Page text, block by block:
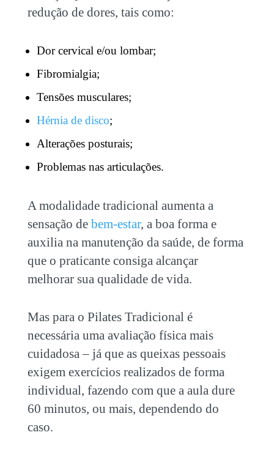
redução de dores, tais como:
Dor cervical e/ou lombar;
Fibromialgia;
Tensões musculares;
Hérnia de disco;
Alterações posturais;
Problemas nas articulações.
A modalidade tradicional aumenta a
sensação de bem-estar, a boa forma e
auxilia na manutenção da saúde, de forma
que o praticante consiga alcançar
melhorar sua qualidade de vida.
Mas para o Pilates Tradicional é
necessária uma avaliação física mais
cuidadosa – já que as queixas pessoais
exigem exercícios realizados de forma
individual, fazendo com que a aula dure
60 minutos, ou mais, dependendo do
caso.